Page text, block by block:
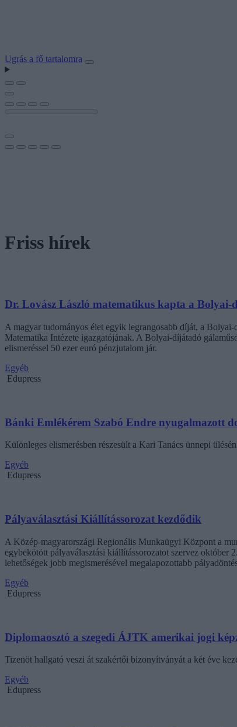
Ugrás a fő tartalomra
Friss hírek
Dr. Lovász László matematikus kapta a Bolyai-
A magyar tudományos élet egyik legrangosabb díját, a
Matematika Intézete igazgatójának. A Bolyai-díjátadó
elismeréssel 50 ezer euró pénzjutalom jár.
Egyéb
Edupress
Bánki Emlékérem Szabó Endre nyugalmazott
Különleges elismerésben részesült a Kari Tanács ünnepi
Egyéb
Edupress
Pályaválasztási Kiállítássorozat kezdődik
A Közép-magyarországi Regionális Munkaügyi Központ a
egybekötött pályaválasztási kiállítássorozatot szervez október
lehetőségek jobb megismerésével megalapozottabb
Egyéb
Edupress
Diplomaosztó a szegedi ÁJTK amerikai jogi
Tizenöt hallgató veszi át szakértői bizonyítványát a két éve
Egyéb
Edupress